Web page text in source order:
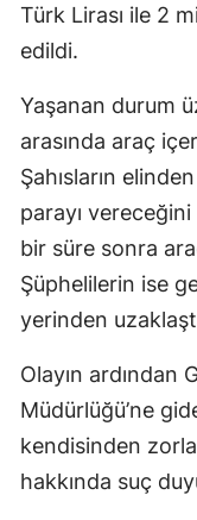
Türk Lirası ile 2
edildi.
Yaşanan durum
arasında araç
Şahısların
parayı vereceğini
bir süre sonra
Şüphelilerin ise
yerinden
Olayın ardından
Müdürlüğü’ne
kendisinden
hakkında suç